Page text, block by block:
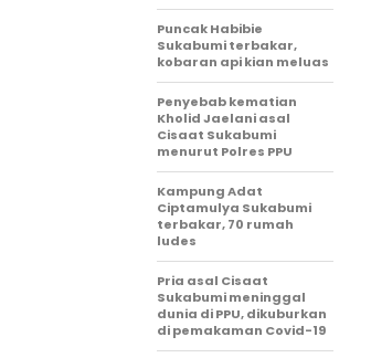
Puncak Habibie
Sukabumi terbakar,
kobaran api kian meluas
Penyebab kematian
Kholid Jaelani asal
Cisaat Sukabumi
menurut Polres PPU
Kampung Adat
Ciptamulya Sukabumi
terbakar, 70 rumah
ludes
Pria asal Cisaat
Sukabumi meninggal
dunia di PPU, dikuburkan
di pemakaman Covid-19